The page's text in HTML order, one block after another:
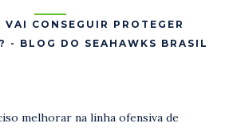
VAI CONSEGUIR PROTEGER
- BLOG DO SEAHAWKS BRASIL
melhorar na linha ofensiva de